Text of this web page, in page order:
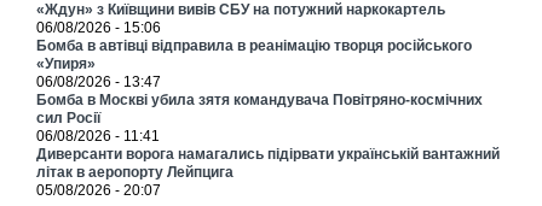
«Ждун» з Київщини вивів СБУ на потужний наркокартель
06/08/2026 - 15:06
Бомба в автівці відправила в реанімацію творця російського
«Упиря»
06/08/2026 - 13:47
Бомба в Москві убила зятя командувача Повітряно-космічних
сил Росії
06/08/2026 - 11:41
Диверсанти ворога намагались підірвати українській вантажний
літак в аеропорту Лейпцига
05/08/2026 - 20:07